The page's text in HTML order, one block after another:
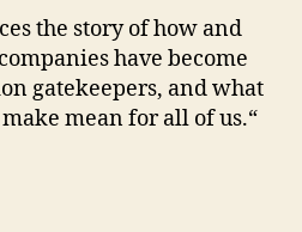
the story of how and
have become
gatekeepers, and what
mean for all of us.“